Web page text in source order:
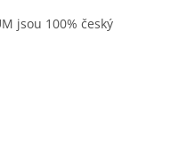
jsou 100% český